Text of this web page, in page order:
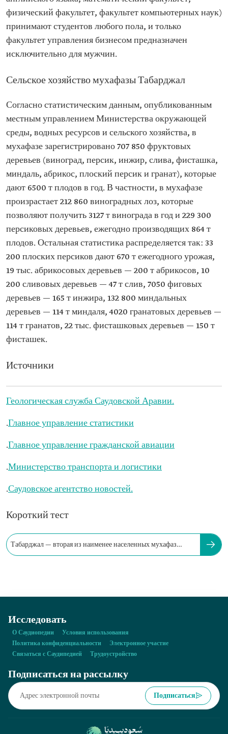
физический факультет, факультет компьютерных наук)
принимают студентов любого пола, и только
факультет управления бизнесом предназначен
исключительно для мужчин.
Сельское хозяйство мухафазы Табарджал
Согласно статистическим данным, опубликованным
местным управлением Министерства окружающей
среды, водных ресурсов и сельского хозяйства, в
мухафазе зарегистрировано 707 850 фруктовых
деревьев (виноград, персик, инжир, слива, фисташка,
миндаль, абрикос, плоский персик и гранат), которые
дают 6500 т плодов в год. В частности, в мухафазе
произрастает 212 860 виноградных лоз, которые
позволяют получить 3127 т винограда в год и 229 300
персиковых деревьев, ежегодно производящих 864 т
плодов. Остальная статистика распределяется так: 33
200 плоских персиков дают 670 т ежегодного урожая,
19 тыс. абрикосовых деревьев — 200 т абрикосов, 10
200 сливовых деревьев — 47 т слив, 7050 фиговых
деревьев — 165 т инжира, 132 800 миндальных
деревьев — 114 т миндаля, 4020 гранатовых деревьев —
114 т гранатов, 22 тыс. фисташковых деревьев — 150 т
фисташек.
Источники
Геологическая служба Саудовской Аравии.
.Главное управление статистики
.Главное управление гражданской авиации
.Министерство транспорта и логистики
.Саудовское агентство новостей.
Короткий тест
Табарджал — вторая из наименее населенных мухафаз
Исследовать
О Саудиопедии
Условия использования
Политика конфиденциальности
Электронное участие
Связаться с Саудипедией
Трудоустройство
Подписаться на рассылку
Подписаться